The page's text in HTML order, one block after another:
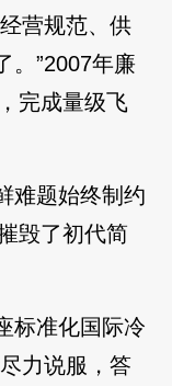
营规范、供
。”2007年廉
完成量级飞
难题始终制约
毁了初代简
标准化国际冷
力说服，答